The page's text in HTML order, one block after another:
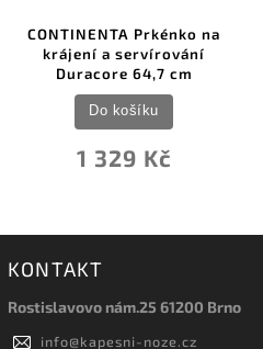
CONTINENTA Prkénko na
krájení a servírování
Duracore 64,7 cm
1 329 Kč
Do košíku
KONTAKT
Rostislavovo nám.25 61200 Brno
info@kapesni-noze.cz